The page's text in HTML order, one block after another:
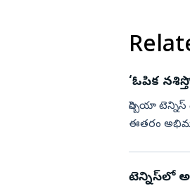
‘ఓపిక
సెర్బియా టెన్నిస్
ఈత‌రం
టెన్నిస్‌లో